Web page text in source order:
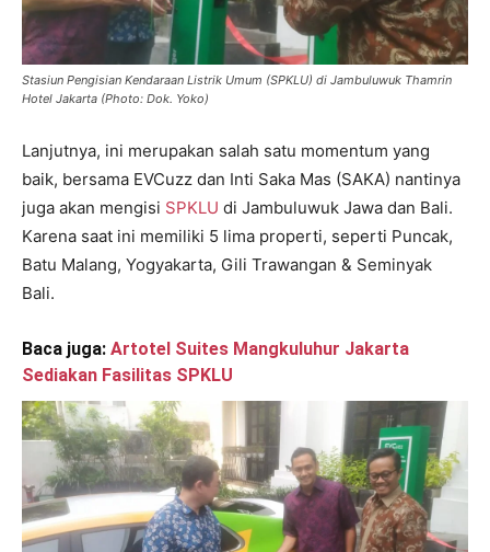
Stasiun Pengisian Kendaraan Listrik Umum (SPKLU) di Jambuluwuk Thamrin
Hotel Jakarta (Photo: Dok. Yoko)
Lanjutnya, ini merupakan salah satu momentum yang
baik, bersama EVCuzz dan Inti Saka Mas (SAKA) nantinya
juga akan mengisi SPKLU di Jambuluwuk Jawa dan Bali.
Karena saat ini memiliki 5 lima properti, seperti Puncak,
Batu Malang, Yogyakarta, Gili Trawangan & Seminyak
Bali.
Baca juga: Artotel Suites Mangkuluhur Jakarta
Sediakan Fasilitas SPKLU